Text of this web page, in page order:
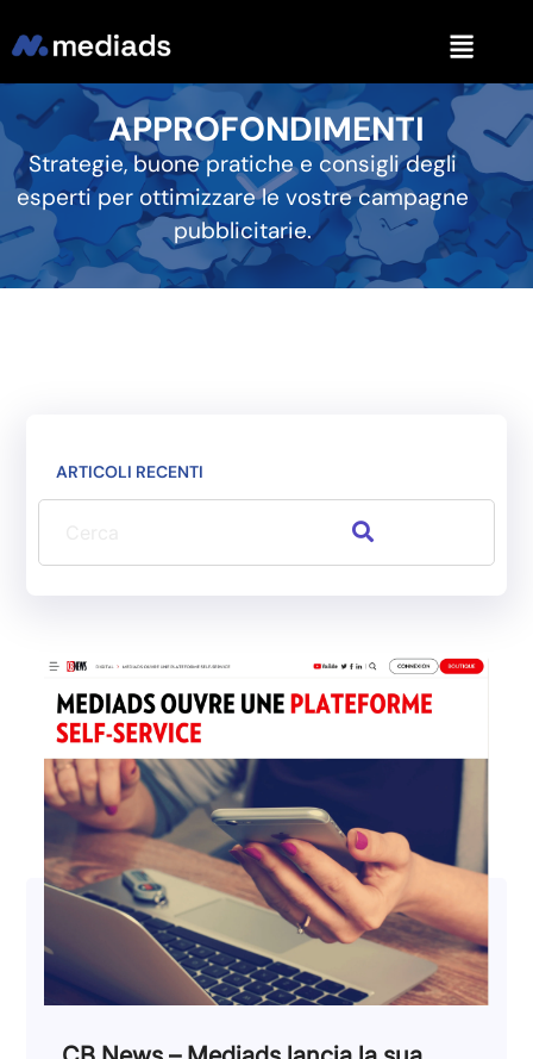
APPROFONDIMENTI
Strategie, buone pratiche e consigli degli
esperti per ottimizzare le vostre campagne
pubblicitarie.
ARTICOLI RECENTI